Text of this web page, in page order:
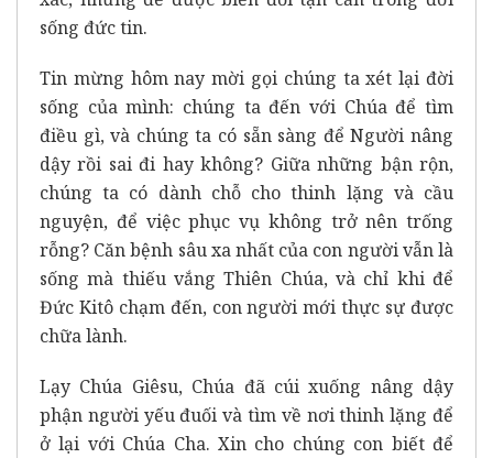
sống đức tin.
Tin mừng hôm nay mời gọi chúng ta xét lại đời
sống của mình: chúng ta đến với Chúa để tìm
điều gì, và chúng ta có sẵn sàng để Người nâng
dậy rồi sai đi hay không? Giữa những bận rộn,
chúng ta có dành chỗ cho thinh lặng và cầu
nguyện, để việc phục vụ không trở nên trống
rỗng? Căn bệnh sâu xa nhất của con người vẫn là
sống mà thiếu vắng Thiên Chúa, và chỉ khi để
Đức Kitô chạm đến, con người mới thực sự được
chữa lành.
Lạy Chúa Giêsu, Chúa đã cúi xuống nâng dậy
phận người yếu đuối và tìm về nơi thinh lặng để
ở lại với Chúa Cha. Xin cho chúng con biết để